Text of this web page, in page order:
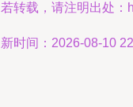
转载，请注明出处：
时间：2026-08-10